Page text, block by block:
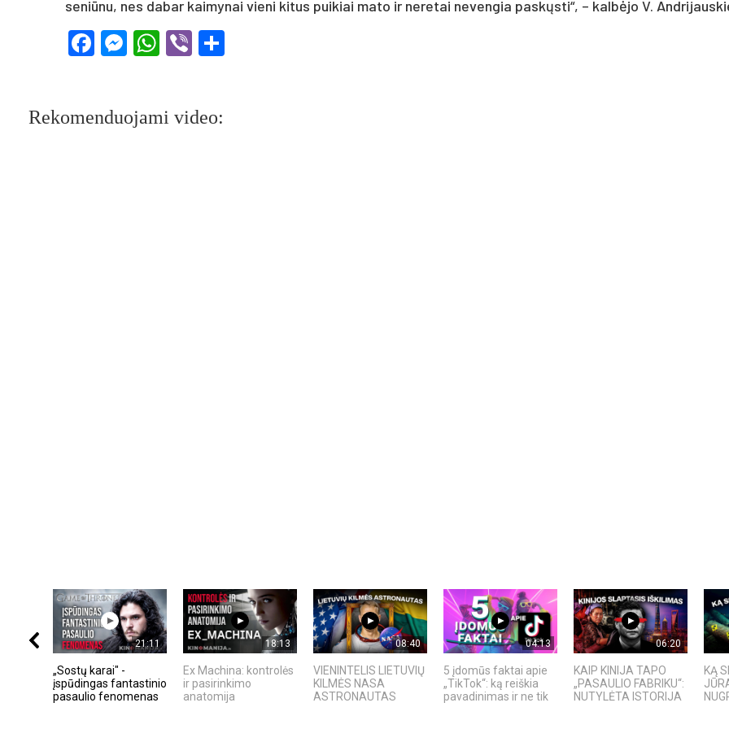
seniūnu, nes dabar kaimynai vieni kitus puikiai mato ir neretai nevengia paskųsti“, – kalbėjo V.
Facebook
Messenger
WhatsApp
Viber
Rekomenduojami video:
21:11
„Sostų karai" -
įspūdingas fantastinio
pasaulio fenomenas
18:13
Ex Machina: kontrolės
ir pasirinkimo
anatomija
08:40
VIENINTELIS LIETUVIŲ
KILMĖS NASA
ASTRONAUTAS
04:13
5 įdomūs faktai apie
„TikTok“: ką reiškia
pavadinimas ir ne tik
06:20
KAIP KINIJA TAPO
„PASAULIO FABRIKU“:
NUTYLĖTA ISTORIJA
KĄ